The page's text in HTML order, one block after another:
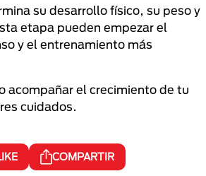
su desarrollo físico, su peso y
etapa pueden empezar el
y el entrenamiento más
acompañar el crecimiento de tu
cuidados.
COMPARTIR